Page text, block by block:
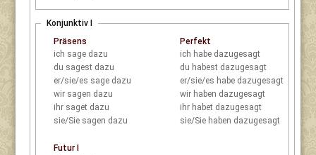
Konjunktiv I
Präsens
ich sage dazu
du sagest dazu
er/sie/es sage dazu
wir sagen dazu
ihr saget dazu
sie/Sie sagen dazu
Perfekt
ich habe dazugesagt
du habest dazugesagt
er/sie/es habe dazugesagt
wir haben dazugesagt
ihr habet dazugesagt
sie/Sie haben dazugesagt
Futur I